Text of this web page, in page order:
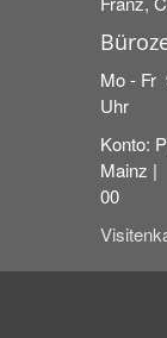
Mo - Fr
Uhr
Konto:
Mainz |
00